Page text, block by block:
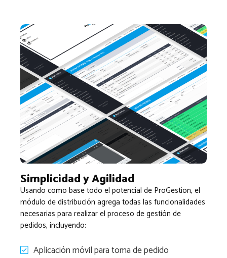
Simplicidad y Agilidad
Usando como base todo el potencial de ProGestion, el
módulo de distribución agrega todas las funcionalidades
necesarias para realizar el proceso de gestión de
pedidos, incluyendo:
Aplicación móvil para toma de pedido